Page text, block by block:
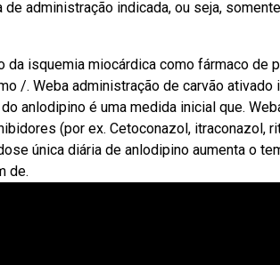
administração indicada, ou seja,
isquemia miocárdica como fármaco de
/. Weba administração de carvão ativado
anlodipino é uma medida inicial que.
(por ex. Cetoconazol, itraconazol,
única diária de anlodipino aumenta o
de.